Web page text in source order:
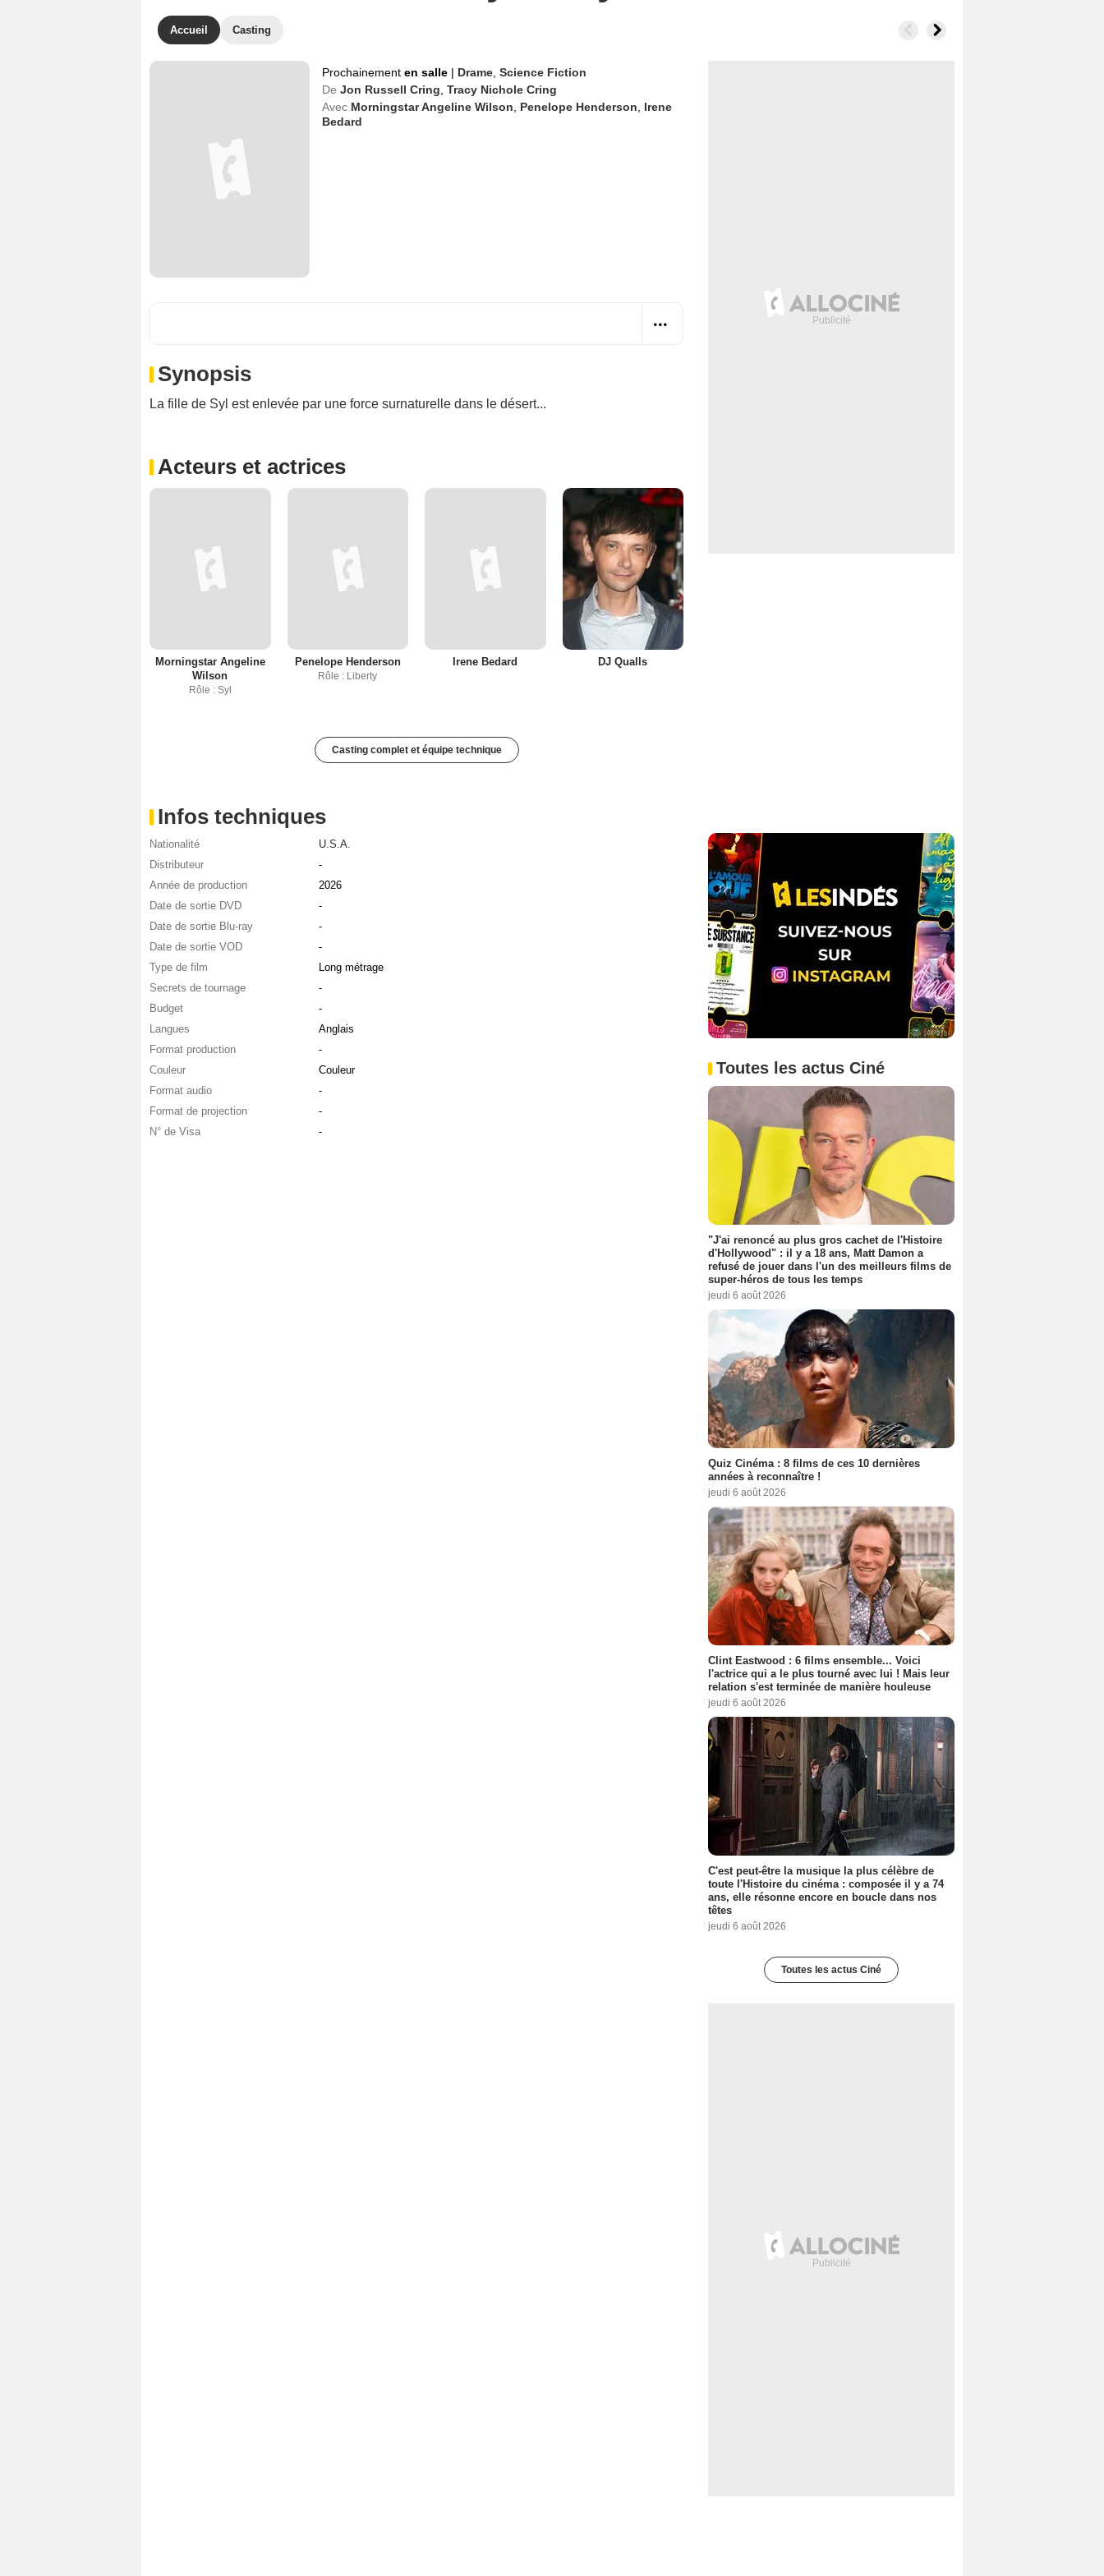
Accueil Casting
Prochainement en salle | Drame Science Fiction
De Jon Russell Cring Tracy Nichole Cring
Avec Morningstar Angeline Wilson Penelope Henderson
Irene
Bedard
Synopsis
La fille de Syl est enlevée par une force surnaturelle dans le désert...
Acteurs et actrices
Morningstar Angeline
Wilson
Rôle : Syl
Penelope Henderson
Rôle : Liberty
Irene Bedard DJ Qualls
Casting complet et équipe technique
Infos techniques
Nationalité
U.S.A.
Distributeur
-
Année de production
2026
Date de sortie DVD
-
Date de sortie Blu-ray
-
Date de sortie VOD
-
Type de film
Long métrage
Secrets de tournage
-
Budget
-
Langues
Anglais
Format production
-
Couleur
Couleur
Format audio
-
Format de projection
-
N° de Visa
-
Toutes les actus Ciné
"J'ai renoncé au plus gros cachet de l'Histoire
d'Hollywood" : il y a 18 ans, Matt Damon a
refusé de jouer dans l'un des meilleurs films de
super-héros de tous les temps
jeudi 6 août 2026
Quiz Cinéma : 8 films de ces 10 dernières
années à reconnaître !
jeudi 6 août 2026
Clint Eastwood : 6 films ensemble... Voici
l'actrice qui a le plus tourné avec lui ! Mais leur
relation s'est terminée de manière houleuse
jeudi 6 août 2026
C'est peut-être la musique la plus célèbre de
toute l'Histoire du cinéma : composée il y a 74
ans, elle résonne encore en boucle dans nos
têtes
jeudi 6 août 2026
Toutes les actus Ciné